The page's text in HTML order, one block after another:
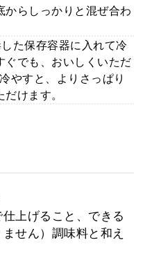
からしっかりと混ぜ合わ
た保存容器に入れて冷
ぐでも、おいしくいただ
やすと、よりさっぱり
けます。
上げること、できる
せん）調味料と和え